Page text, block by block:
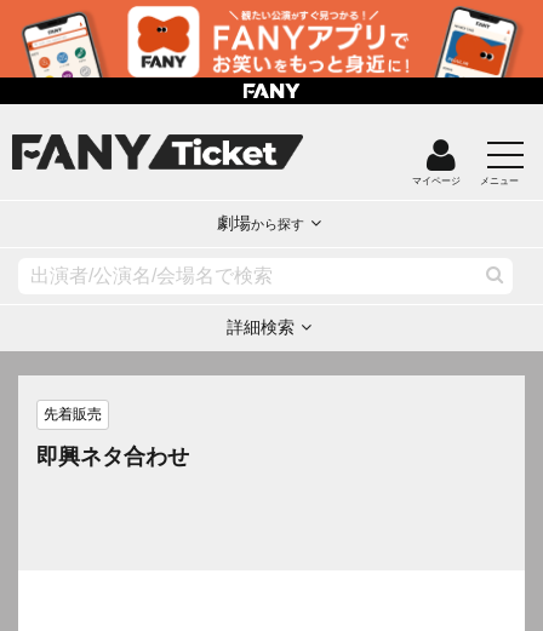
マイページ メニュー
劇場から探す
詳細検索
先着販売
即興ネタ合わせ